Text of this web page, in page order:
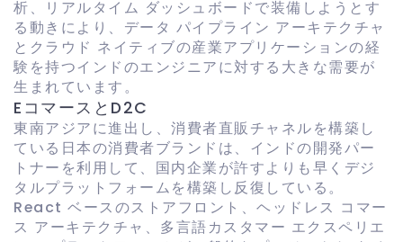
析、リアルタイム ダッシュボードで装備しようとす
る動きにより、データ パイプライン アーキテクチャ
とクラウド ネイティブの産業アプリケーションの経
験を持つインドのエンジニアに対する大きな需要が
生まれています。
EコマースとD2C
東南アジアに進出し、消費者直販チャネルを構築し
ている日本の消費者ブランドは、インドの開発パー
トナーを利用して、国内企業が許すよりも早くデジ
タルプラットフォームを構築し反復している。
React ベースのストアフロント、ヘッドレス コマー
ス アーキテクチャ、多言語カスタマー エクスペリエ